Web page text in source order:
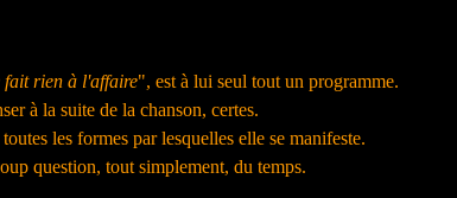
fait rien à l'affaire", est à lui seul tout un programme.
à la suite de la chanson, certes.
les formes par lesquelles elle se manifeste.
question, tout simplement, du temps.